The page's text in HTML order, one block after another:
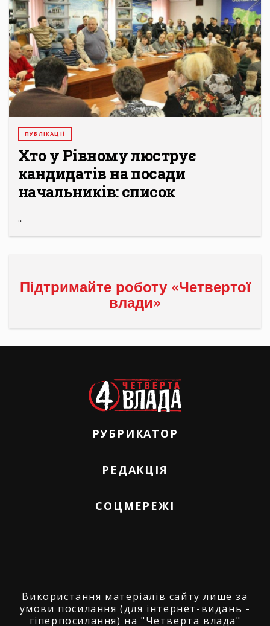
ПУБЛІКАЦІЇ
Хто у Рівному люструє
кандидатів на посади
начальників: список
...
Підтримайте роботу «Четвертої
влади»
РУБРИКАТОР
РЕДАКЦІЯ
СОЦМЕРЕЖІ
Використання матеріалів сайту лише за
умови посилання (для інтернет-видань -
гіперпосилання) на "Четверта влада"